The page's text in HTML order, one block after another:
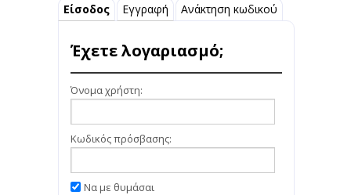
Είσοδος Εγγραφή Ανάκτηση κωδικού
Έχετε λογαριασμό;
Όνομα χρήστη:
Κωδικός πρόσβασης:
Να με θυμάσαι